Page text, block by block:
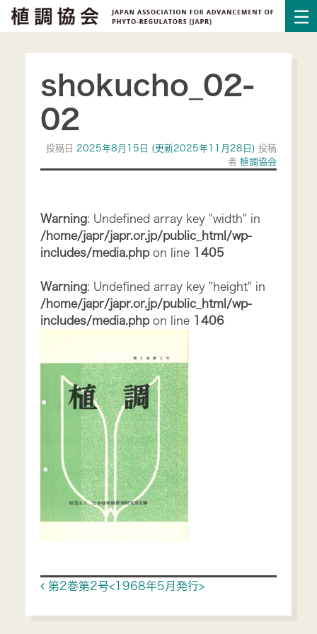
shokucho_02-
02
投稿日 2025年8月15日 (更新2025年11月28日)投稿
者 植調協会
Warning: Undefined array key "width" in
/home/japr/japr.or.jp/public_html/wp-
includes/media.phpon line 1405
Warning: Undefined array key "height" in
/home/japr/japr.or.jp/public_html/wp-
includes/media.phpon line 1406
Post navigation
第2巻第2号<1968年5月発行>